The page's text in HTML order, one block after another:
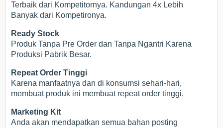
Terbaik dari Kompetitornya. Kandungan 4x Lebih
Banyak dari Kompetironya.
Ready Stock
Produk Tanpa Pre Order dan Tanpa Ngantri Karena
Produksi Pabrik Besar.
Repeat Order Tinggi
Karena manfaatnya dan di konsumsi sehari-hari,
membuat produk ini membuat repeat order tinggi.
Marketing Kit
Anda akan mendapatkan semua bahan posting